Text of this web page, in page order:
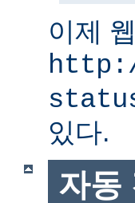
이제
있다.
자동